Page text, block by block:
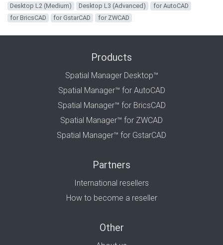
Desktop L2 (Medium)
Desktop L3 (Advanced)
for AutoCAD
for BricsCAD
for GstarCAD for ZWCAD
Products
Spatial Manager Desktop™
Spatial Manager™ for AutoCAD
Spatial Manager™ for BricsCAD
Spatial Manager™ for ZWCAD
Spatial Manager™ for GstarCAD
Partners
International resellers
How to become a reseller
Other